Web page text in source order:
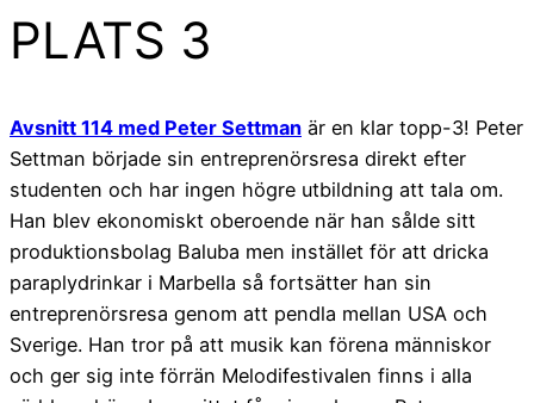
PLATS 3
Avsnitt 114 med Peter Settman är en klar topp-3! Peter
Settman började sin entreprenörsresa direkt efter
studenten och har ingen högre utbildning att tala om.
Han blev ekonomiskt oberoende när han sålde sitt
produktionsbolag Baluba men instället för att dricka
paraplydrinkar i Marbella så fortsätter han sin
entreprenörsresa genom att pendla mellan USA och
Sverige. Han tror på att musik kan förena människor
och ger sig inte förrän Melodifestivalen finns i alla